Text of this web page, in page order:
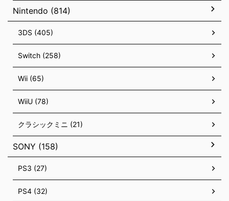
Nintendo (814)
3DS (405)
Switch (258)
Wii (65)
WiiU (78)
クラシックミニ (21)
SONY (158)
PS3 (27)
PS4 (32)